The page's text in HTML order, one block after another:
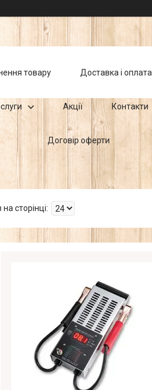
товару Доставка і оплата
Акції Контакти
Договір оферти